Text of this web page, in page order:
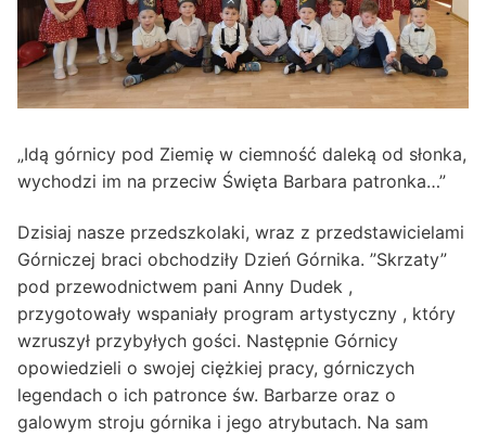
„Idą górnicy pod Ziemię w ciemność daleką od słonka,
wychodzi im na przeciw Święta Barbara patronka…”
Dzisiaj nasze przedszkolaki, wraz z przedstawicielami
Górniczej braci obchodziły Dzień Górnika. ”Skrzaty”
pod przewodnictwem pani Anny Dudek ,
przygotowały wspaniały program artystyczny , który
wzruszył przybyłych gości. Następnie Górnicy
opowiedzieli o swojej ciężkiej pracy, górniczych
legendach o ich patronce św. Barbarze oraz o
galowym stroju górnika i jego atrybutach. Na sam